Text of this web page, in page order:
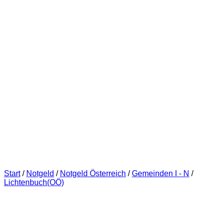
Start / Notgeld / Notgeld Österreich / Gemeinden I - N /
Lichtenbuch(OÖ)